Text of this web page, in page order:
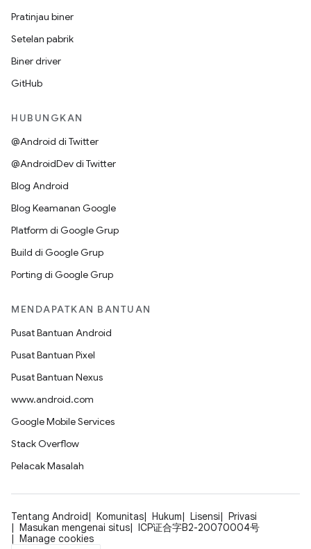
Pratinjau biner
Setelan pabrik
Biner driver
GitHub
HUBUNGKAN
@Android di Twitter
@AndroidDev di Twitter
Blog Android
Blog Keamanan Google
Platform di Google Grup
Build di Google Grup
Porting di Google Grup
MENDAPATKAN BANTUAN
Pusat Bantuan Android
Pusat Bantuan Pixel
Pusat Bantuan Nexus
www.android.com
Google Mobile Services
Stack Overflow
Pelacak Masalah
Tentang Android Komunitas Hukum Lisensi
Privasi
Masukan mengenai situs
ICP证合字B2-20070004号
Manage cookies